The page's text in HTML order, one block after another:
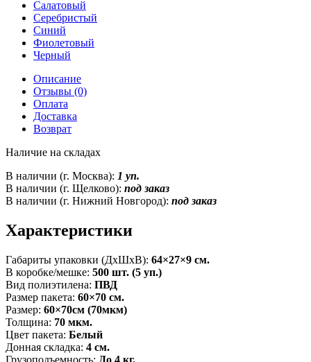
Салатовый
Серебристый
Синий
Фиолетовый
Черный
Описание
Отзывы (0)
Оплата
Доставка
Возврат
Наличие на складах
В наличии (г. Москва): 1 уп.
В наличии (г. Щелково): под заказ
В наличии (г. Нижний Новгород): под заказ
Характеристики
Габариты упаковки (ДxШxВ): 64×27×9 см.
В коробке/мешке: 500 шт. (5 уп.)
Вид полиэтилена: ПВД
Размер пакета: 60×70 см.
Размер: 60×70см (70мкм)
Толщина: 70 мкм.
Цвет пакета: Белый
Донная складка: 4 см.
Грузоподъемность: До 4 кг.